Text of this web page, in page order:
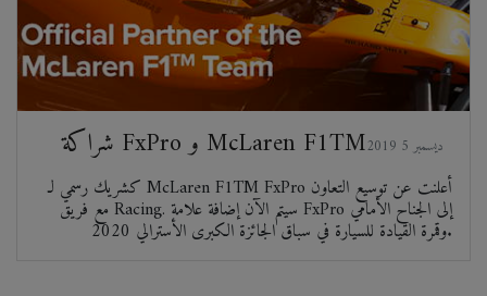
شراكة FxPro و McLaren F1TM
كشريك رسمي لـ McLaren F1TM FxPro أعلنت عن توسيع التعاون
مع فريق Racing. سيتم الآن إضافة علامة FxPro إلى الجناح الأمامي
وقمرة القيادة للسيارة في سباق الجائزة الكبرى الأسترالي 2020.